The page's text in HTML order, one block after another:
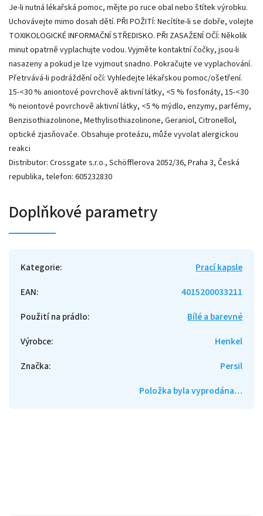
Je-li nutná lékařská pomoc, mějte po ruce obal nebo štítek výrobku.
Uchovávejte mimo dosah dětí. PŘI POŽITÍ: Necítíte-li se dobře, volejte
TOXIKOLOGICKÉ INFORMAČNÍ STŘEDISKO. PŘI ZASAŽENÍ OČÍ: Několik
minut opatrně vyplachujte vodou. Vyjměte kontaktní čočky, jsou-li
nasazeny a pokud je lze vyjmout snadno. Pokračujte ve vyplachování.
Přetrvává-li podráždění očí: Vyhledejte lékařskou pomoc/ošetření.
15-<30 % aniontové povrchově aktivní látky, <5 % fosfonáty, 15-<30
% neiontové povrchově aktivní látky, <5 % mýdlo, enzymy, parfémy,
Benzisothiazolinone, Methylisothiazolinone, Geraniol, Citronellol,
optické zjasňovače. Obsahuje proteázu, může vyvolat alergickou
reakci
Distributor: Crossgate s.r.o., Schöfflerova 2052/36, Praha 3, Česká
republika, telefon: 605232830
Doplňkové parametry
Kategorie:
Prací kapsle
EAN:
4015200033211
Použití na prádlo:
Bílé a barevné
Výrobce:
Henkel
Značka:
Persil
Položka byla vyprodána…